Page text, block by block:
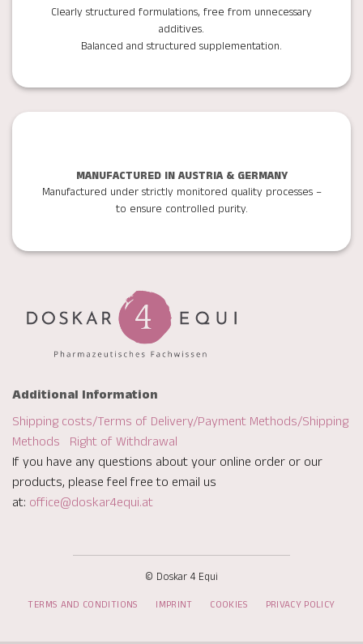
Clearly structured formulations, free from unnecessary
additives.
Balanced and structured supplementation.
MANUFACTURED IN AUSTRIA & GERMANY
Manufactured under strictly monitored quality processes –
to ensure controlled purity.
Additional Information
Shipping costs/Terms of Delivery/Payment Methods/Shipping
Methods
Right of Withdrawal
If you have any questions about your online order or our
products, please feel free to email us
at: office@doskar4equi.at
© Doskar 4 Equi
TERMS AND CONDITIONS IMPRINT COOKIES PRIVACY POLICY